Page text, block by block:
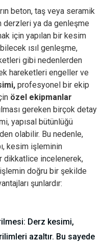
beton, taş veya seramik
derzleri ya da genleşme
için yapılan bir kesim
ısıl genleşme,
gibi nedenlerden
hareketleri engeller ve
profesyonel bir ekip
özel ekipmanlar
gereken birçok detay
yapısal bütünlüğü
olabilir. Bu nedenle,
kesim işleminin
dikkatlice incelenerek,
doğru bir şekilde
şunlardır:
Derz kesimi,
azaltır. Bu sayede